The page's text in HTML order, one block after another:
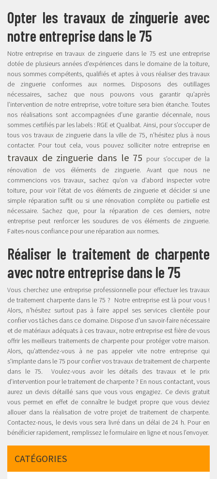
Opter les travaux de zinguerie avec
notre entreprise dans le 75
Notre entreprise en travaux de zinguerie dans le 75 est une entreprise
dotée de plusieurs années d’expériences dans le domaine de la toiture,
nous sommes compétents, qualifiés et aptes à vous réaliser des travaux
de zinguerie conformes aux normes. Disposons des outillages
nécessaires, sachez que nous pouvons vous garantir qu’après
l’intervention de notre entreprise, votre toiture sera bien étanche. Toutes
nos réalisations sont accompagnées d’une garantie décennale, nous
sommes certifiés par les labels : RGE et Qualibat. Ainsi, pour s’occuper de
tous vos travaux de zinguerie dans la ville de 75, n’hésitez plus à nous
contacter. Pour tout cela, vous pouvez solliciter notre entreprise en
travaux de zinguerie dans le 75 pour s’occuper de la
rénovation de vos éléments de zinguerie. Avant que nous ne
commencions vos travaux, sachez qu’on va d’abord inspecter votre
toiture, pour voir l’état de vos éléments de zinguerie et décider si une
simple réparation suffit ou si une rénovation complète ou partielle est
nécessaire. Sachez que, pour la réparation de ces derniers, notre
entreprise peut renforcer les soudures de vos éléments de zinguerie.
Faites-nous confiance pour une réparation aux normes.
Réaliser le traitement de charpente
avec notre entreprise dans le 75
Vous cherchez une entreprise professionnelle pour effectuer les travaux
de traitement charpente dans le 75 ? Notre entreprise est là pour vous !
Alors, n'hésitez surtout pas à faire appel ses services clientèle pour
confier vos tâches dans ce domaine. Dispose d'un savoir-faire nécessaire
et de matériaux adéquats à ces travaux, notre entreprise est fière de vous
offrir les meilleurs traitements de charpente pour protéger votre maison.
Alors, qu’attendez-vous à ne pas appeler vite notre entreprise qui
s'implante dans le 75 pour confier vos travaux de traitement de charpente
dans le 75. Voulez-vous avoir les détails des travaux et le prix
d’intervention pour le traitement de charpente ? En nous contactant, vous
aurez un devis détaillé sans que vous vous engagiez. Ce devis gratuit
vous permet en effet de connaître le budget propre que vous deviez
allouer dans la réalisation de votre projet de traitement de charpente.
Contactez-nous, le devis vous sera livré dans un délai de 24 h. Pour en
bénéficier rapidement, remplissez le formulaire en ligne et nous l’envoyer.
CATÉGORIES